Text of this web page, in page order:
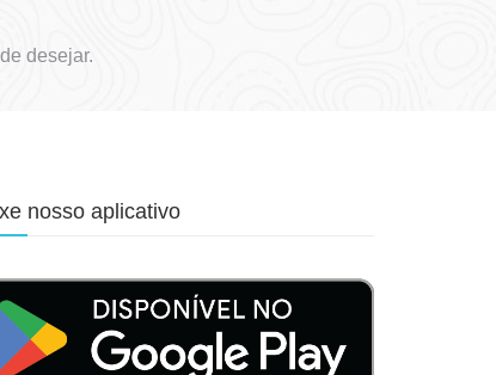
desejar.
nosso aplicativo